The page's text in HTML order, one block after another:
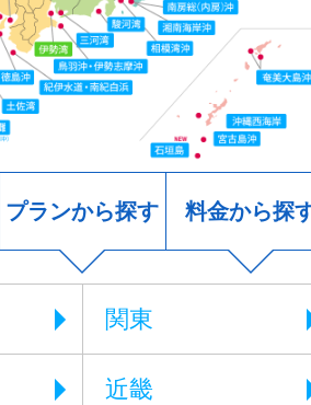
プランから探す 料金から探
関東
近畿